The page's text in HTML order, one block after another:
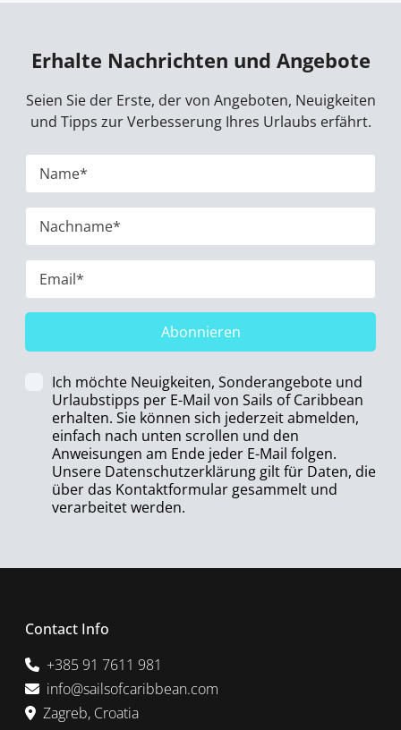
Erhalte Nachrichten und Angebote
Seien Sie der Erste, der von Angeboten, Neuigkeiten
und Tipps zur Verbesserung Ihres Urlaubs erfährt.
Abonnieren
Ich möchte Neuigkeiten, Sonderangebote und
Urlaubstipps per E-Mail von Sails of Caribbean
erhalten. Sie können sich jederzeit abmelden,
einfach nach unten scrollen und den
Anweisungen am Ende jeder E-Mail folgen.
Unsere Datenschutzerklärung gilt für Daten, die
über das Kontaktformular gesammelt und
verarbeitet werden.
Contact Info
+385 91 7611 981
info@sailsofcaribbean.com
Zagreb, Croatia